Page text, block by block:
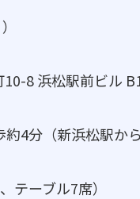
8 浜松駅前ビル
4分（新浜松駅か
テーブル7席）